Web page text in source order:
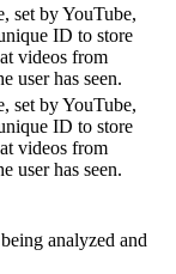
set by YouTube,
ID to store
videos from
user has seen.
set by YouTube,
ID to store
videos from
user has seen.
analyzed and